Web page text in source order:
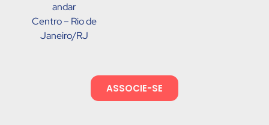
andar
Centro – Rio de
Janeiro/RJ
ASSOCIE-SE